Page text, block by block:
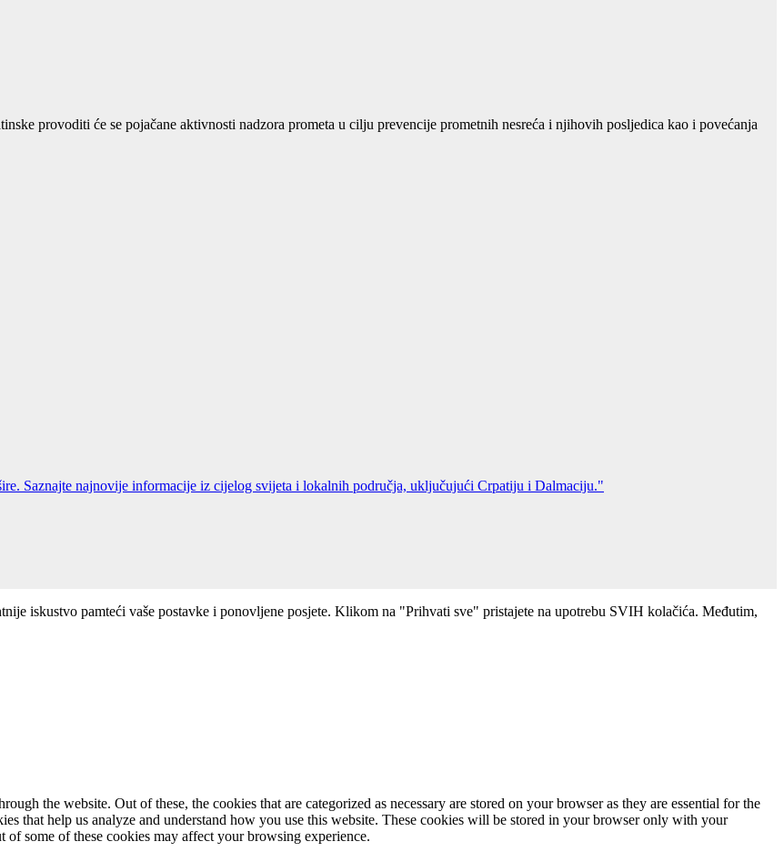
provoditi će se pojačane aktivnosti nadzora prometa u cilju prevencije prometnih nesreća i njihovih posljedica kao i povećanja
iskustvo pamteći vaše postavke i ponovljene posjete. Klikom na "Prihvati sve" pristajete na upotrebu SVIH kolačića. Međutim,
the website. Out of these, the cookies that are categorized as necessary are stored on your browser as they are essential for the
that help us analyze and understand how you use this website. These cookies will be stored in your browser only with your
some of these cookies may affect your browsing experience.